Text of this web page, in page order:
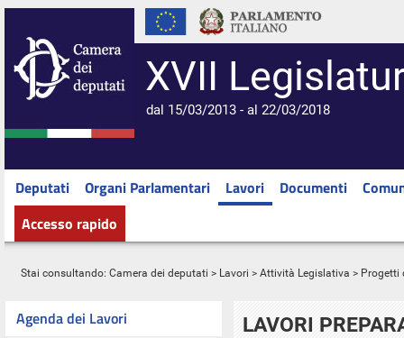
XVII
dal 15/03/2013 - al 22/03/2018
Deputati Organi Parlamentari Lavori Documenti
Accesso rapido
Stai consultando: Camera dei deputati > Lavori > Attività Legislativa > Progetti
Agenda dei Lavori
LAVORI